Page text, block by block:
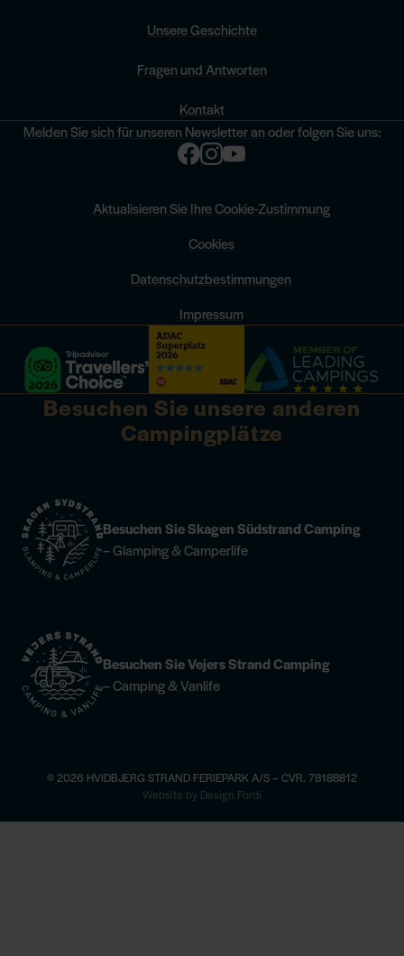
Unsere Geschichte
Fragen und Antworten
Kontakt
Melden Sie sich für unseren Newsletter anoder folgen Sie uns:
Aktualisieren Sie Ihre Cookie-Zustimmung
Cookies
Datenschutzbestimmungen
Impressum
Besuchen Sie unsere anderen
Campingplätze
Besuchen Sie Skagen Südstrand Camping
– Glamping & Camperlife
Besuchen Sie Vejers Strand Camping
– Camping & Vanlife
© 2026 HVIDBJERG STRAND FERIEPARK A/S – CVR. 78188812
Website by Design Fordi
sehen Sie mehrChampagne-Dinner im Høfde4